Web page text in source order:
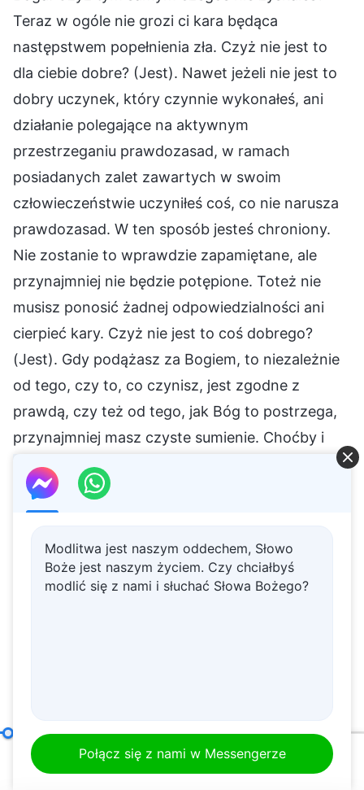
Modlitwa jest naszym oddechem, Słowo
Boże jest naszym życiem. Czy chciałbyś
modlić się z nami i słuchać Słowa Bożego?
Połącz się z nami w Messengerze
Jak dążyć do prawdy (9)
Część piąta